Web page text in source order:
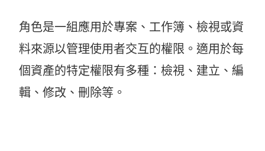
角色是一組應用於專案、工作簿、檢視或資
料來源以管理使用者交互的權限。適用於每
個資產的特定權限有多種：檢視、建立、編
輯、修改、刪除等。